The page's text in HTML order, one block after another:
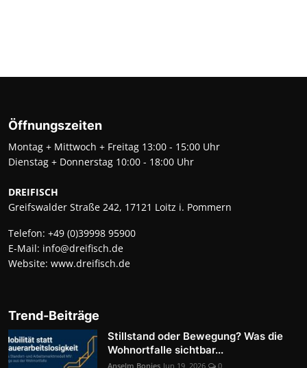
Öffnungszeiten
Montag + Mittwoch + Freitag 13:00 - 15:00 Uhr
Dienstag + Donnerstag 10:00 - 18:00 Uhr
DREIFISCH
Greifswalder Straße 242, 17121 Loitz i. Pommern
Telefon: +49 (0)39998 95900
E-Mail: info@dreifisch.de
Website: www.dreifisch.de
Trend-Beiträge
Stillstand oder Bewegung? Was die
Wohnortfalle sichtbar...
Anselm Bonies Jun 19, 2026 0